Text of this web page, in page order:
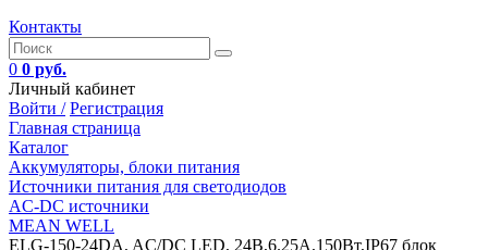
Контакты
0 0 руб.
Личный кабинет
Войти / Регистрация
Главная страница
Каталог
Аккумуляторы, блоки питания
Источники питания для светодиодов
AC-DC источники
MEAN WELL
ELG-150-24DA, AC/DC LED, 24В,6.25А,150Вт,IP67 блок